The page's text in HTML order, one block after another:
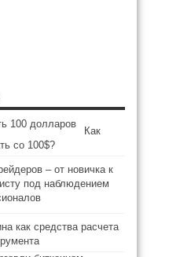
Как
со 100$?
– от новичка к
под наблюдением
как средства расчета